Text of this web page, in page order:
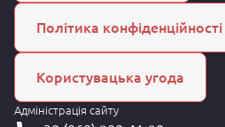
Політика конфіденційності
Користувацька угода
Адміністрація сайту